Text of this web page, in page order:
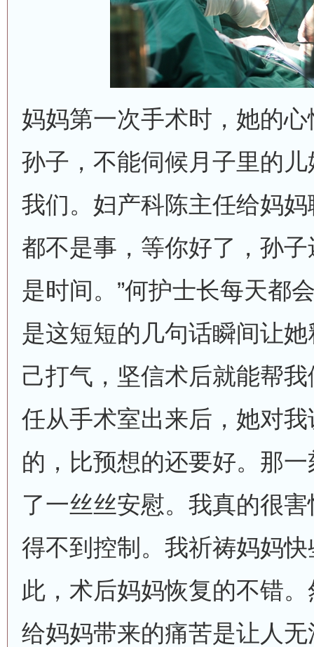
妈妈第一次手术时，她的
孙子，不能伺候月子里的
我们。妇产科陈主任给妈
都不是事，等你好了，孙
是时间。”何护士长每天都
是这短短的几句话瞬间让
己打气，坚信术后就能帮
任从手术室出来后，她对
的，比预想的还要好。那
了一丝丝安慰。我真的很
得不到控制。我祈祷妈妈
此，术后妈妈恢复的不错
给妈妈带来的痛苦是让人